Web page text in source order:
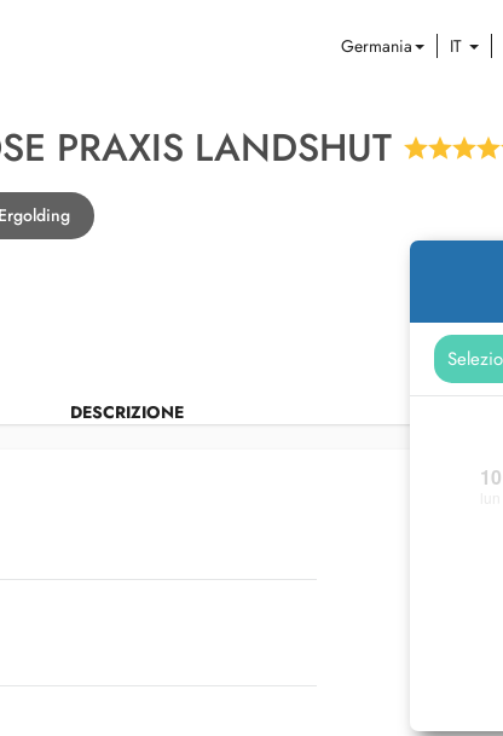
Germania IT
PRAXIS LANDSHUT
DESCRIZIONE
10